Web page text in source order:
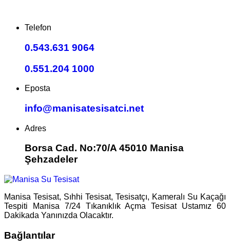
Telefon
0.543.631 9064
0.551.204 1000
Eposta
info@manisatesisatci.net
Adres
Borsa Cad. No:70/A 45010 Manisa
Şehzadeler
Manisa Tesisat, Sıhhi Tesisat, Tesisatçı, Kameralı Su Kaçağı
Tespiti Manisa 7/24 Tıkanıklık Açma Tesisat Ustamız 60
Dakikada Yanınızda Olacaktır.
Bağlantılar